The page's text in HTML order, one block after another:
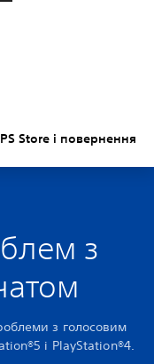
PS Store і повернення
з
з голосовим
і PlayStation®4.